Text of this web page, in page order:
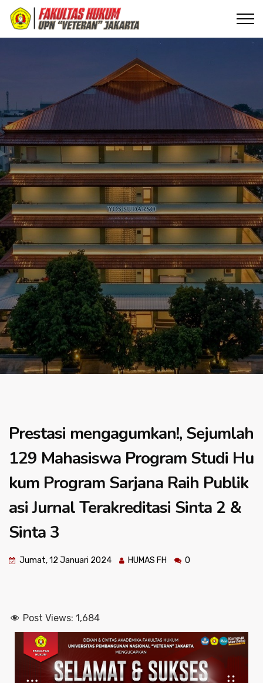
Prestasi mengagumkan!, Sejumlah
129 Mahasiswa Program Studi Hu
kum Program Sarjana Raih Publik
asi Jurnal Terakreditasi Sinta 2 &
Sinta 3
Jumat, 12 Januari 2024 HUMAS FH 0
Post Views: 1,684